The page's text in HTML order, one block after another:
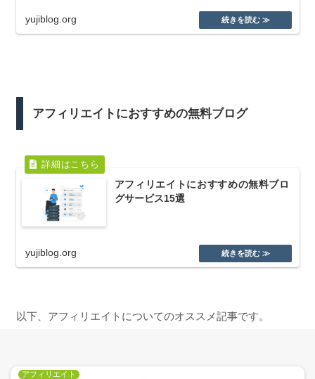
yujiblog.org
アフィリエイトにおすすめの無料ブログ
アフィリエイトにおすすめの無料ブロ
グサービス15選
yujiblog.org
以下、アフィリエイトについてのオススメ記事です。
アフィリエイト